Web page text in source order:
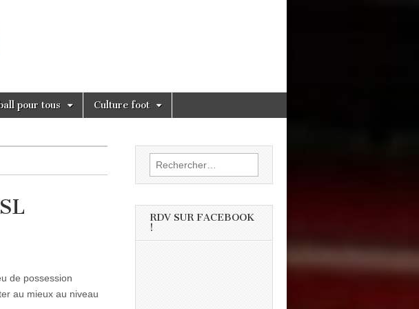
pour tous Culture foot
de possession
au mieux au niveau
Rechercher :
RDV SUR FACEBOOK
!